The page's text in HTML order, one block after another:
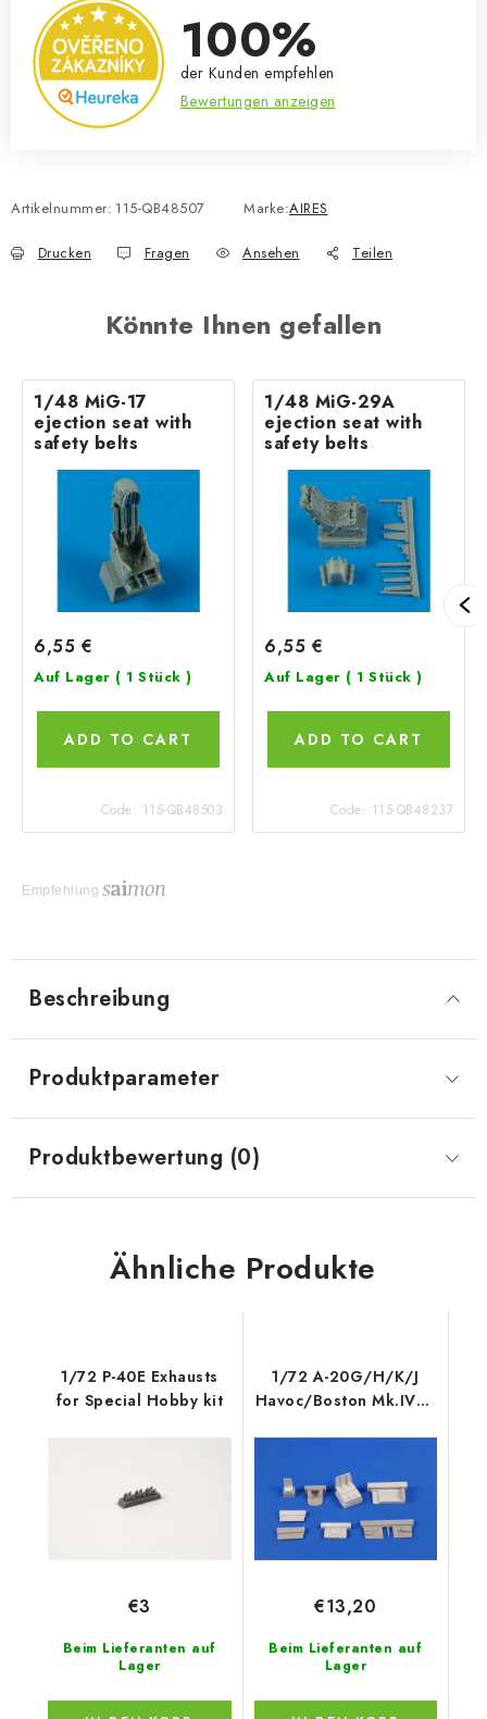
100%
der Kunden empfehlen
Bewertungen anzeigen
Artikelnummer: 115-QB48507 Marke:AIRES
Drucken Fragen Ansehen Teilen
Könnte Ihnen gefallen
1/48 MiG-17
ejection seat with
safety belts
6,55 €
Auf Lager ( 1 Stück )
ADD TO CART
Code: 115-QB48503
1/48 MiG-29A
ejection seat with
safety belts
6,55 €
Auf Lager ( 1 Stück )
ADD TO CART
Code: 115-QB48237
Empfehlung
Beschreibung
Produktparameter
Produktbewertung (0)
Ähnliche Produkte
1/72 P-40E Exhausts
for Special Hobby kit
Beim Lieferanten auf
Lager
€3
1/72 A-20G/H/K/J
Havoc/Boston Mk.IV/V
Beim Lieferanten auf
Lager
€13,20